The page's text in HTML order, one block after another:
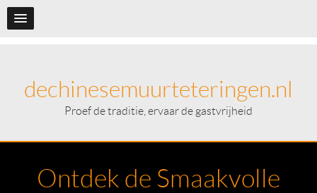
dechinesemuurteteringen.nl
Proef de traditie, ervaar de gastvrijheid
Ontdek de Smaakvolle